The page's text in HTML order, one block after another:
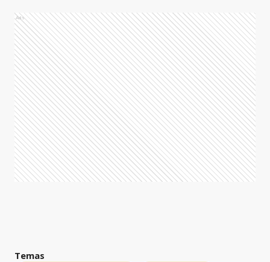
Ads
Temas